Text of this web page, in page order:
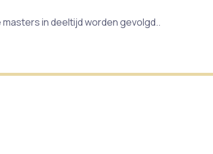
in deeltijd worden gevolgd..